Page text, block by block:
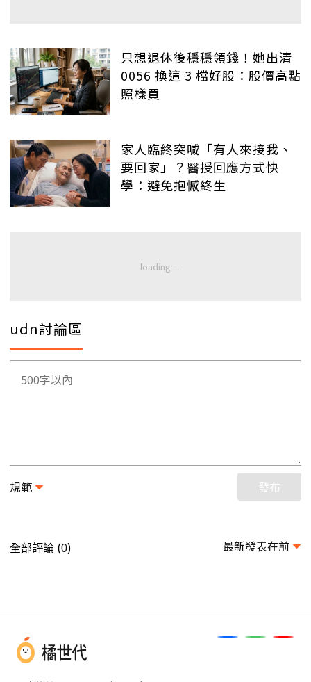
只想退休後穩穩領錢！她出清
0056 換這 3 檔好股：股價高點
照樣買
家人臨終突喊「有人來接我、
要回家」？醫授回應方式快
學：避免抱憾終生
udn討論區
規範 發布
全部評論 (0) 最新發表在前